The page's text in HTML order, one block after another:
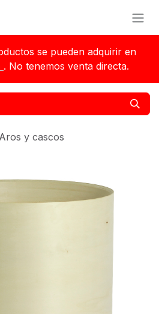
se pueden adquirir en
. No tenemos venta directa.
Aros y cascos